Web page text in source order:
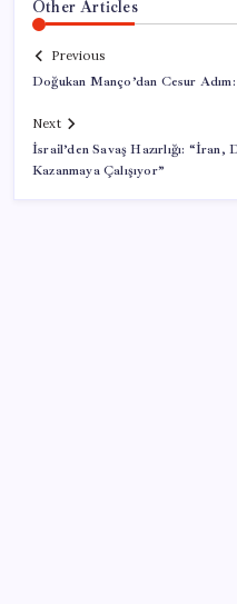
Other Articles
Previous
Doğukan Manço’dan Cesur
Next
İsrail’den Savaş Hazırlığı: “İran,
Kazanmaya Çalışıyor”